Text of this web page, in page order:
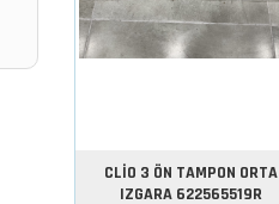
CLİO 3 ÖN TAMPON ORTA
IZGARA 622565519R